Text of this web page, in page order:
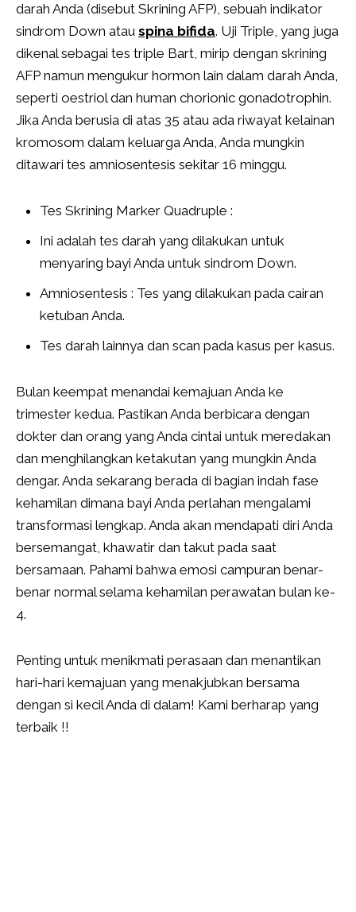
darah Anda (disebut Skrining AFP), sebuah indikator
sindrom Down atau spina bifida. Uji Triple, yang juga
dikenal sebagai tes triple Bart, mirip dengan skrining
AFP namun mengukur hormon lain dalam darah Anda,
seperti oestriol dan human chorionic gonadotrophin.
Jika Anda berusia di atas 35 atau ada riwayat kelainan
kromosom dalam keluarga Anda, Anda mungkin
ditawari tes amniosentesis sekitar 16 minggu.
Tes Skrining Marker Quadruple :
Ini adalah tes darah yang dilakukan untuk
menyaring bayi Anda untuk sindrom Down.
Amniosentesis : Tes yang dilakukan pada cairan
ketuban Anda.
Tes darah lainnya dan scan pada kasus per kasus.
Bulan keempat menandai kemajuan Anda ke
trimester kedua. Pastikan Anda berbicara dengan
dokter dan orang yang Anda cintai untuk meredakan
dan menghilangkan ketakutan yang mungkin Anda
dengar. Anda sekarang berada di bagian indah fase
kehamilan dimana bayi Anda perlahan mengalami
transformasi lengkap. Anda akan mendapati diri Anda
bersemangat, khawatir dan takut pada saat
bersamaan. Pahami bahwa emosi campuran benar-
benar normal selama kehamilan perawatan bulan ke-
4.
Penting untuk menikmati perasaan dan menantikan
hari-hari kemajuan yang menakjubkan bersama
dengan si kecil Anda di dalam! Kami berharap yang
terbaik !!